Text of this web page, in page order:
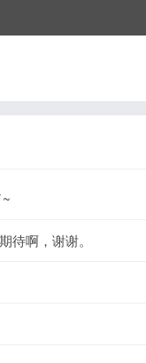
待啊，谢谢。